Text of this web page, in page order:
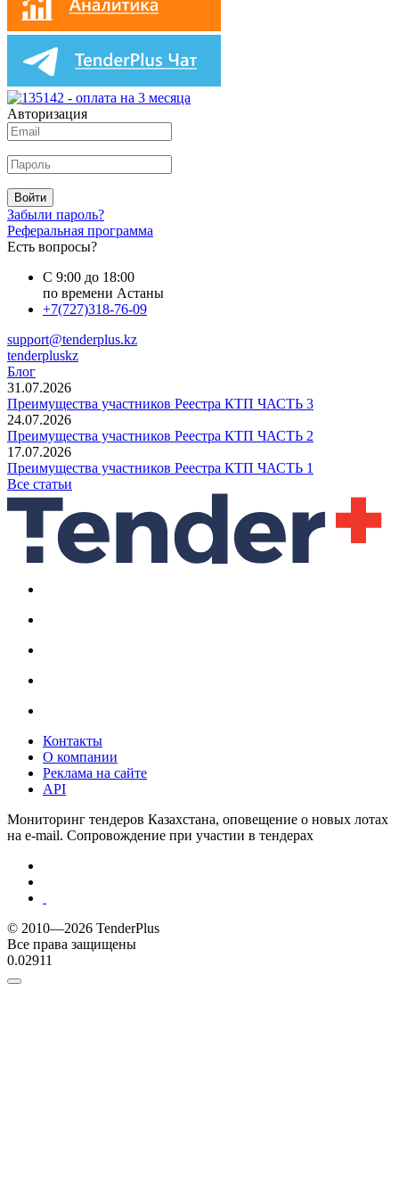
Авторизация
Войти
Забыли пароль?
Реферальная программа
Есть вопросы?
С 9:00 до 18:00
по времени Астаны
+7(727)318-76-09
support@tenderplus.kz
tenderpluskz
Блог
31.07.2026
Преимущества участников Реестра КТП ЧАСТЬ 3
24.07.2026
Преимущества участников Реестра КТП ЧАСТЬ 2
17.07.2026
Преимущества участников Реестра КТП ЧАСТЬ 1
Все статьи
Контакты
О компании
Реклама на сайте
API
Мониторинг тендеров Казахстана, оповещение о новых лотах
на e-mail. Сопровождение при участии в тендерах
© 2010—2026 TenderPlus
Все права защищены
0.02911